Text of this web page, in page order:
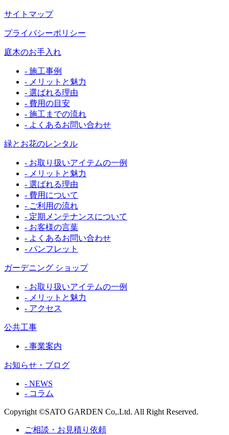
サイトマップ
プライバシーポリシー
庭木のお手入れ
- 施工事例
- メリットと魅力
- 選ばれる理由
- 費用の目安
- 施工までの流れ
- よくあるお問い合わせ
緑とお花のレンタル
- お取り扱いアイテムの一例
- メリットと魅力
- 選ばれる理由
- 費用について
- ご利用の流れ
- 定期メンテナンスについて
- お客様の言葉
- よくあるお問い合わせ
- パンフレット
ガーデニング ショップ
- お取り扱いアイテムの一例
- メリットと魅力
- アクセス
公共工事
- 事業案内
お知らせ・ブログ
- NEWS
- コラム
Copyright ©SATO GARDEN Co,.Ltd. All Right Reserved.
ご相談・お見積り依頼